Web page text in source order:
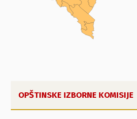
OPŠTINSKE IZBORNE KOMISIJE